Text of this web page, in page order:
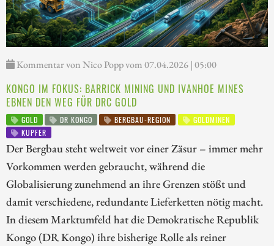
Kommentar von Nico Popp vom 07.04.2026 | 05:00
KONGO IM FOKUS: BARRICK MINING UND IVANHOE MINES
EBNEN DEN WEG FÜR DRC GOLD
GOLD DR KONGO BERGBAU-REGION
GOLDMINEN
KUPFER
Der Bergbau steht weltweit vor einer Zäsur – immer mehr
Vorkommen werden gebraucht, während die
Globalisierung zunehmend an ihre Grenzen stößt und
damit verschiedene, redundante Lieferketten nötig macht.
In diesem Marktumfeld hat die Demokratische Republik
Kongo (DR Kongo) ihre bisherige Rolle als reiner